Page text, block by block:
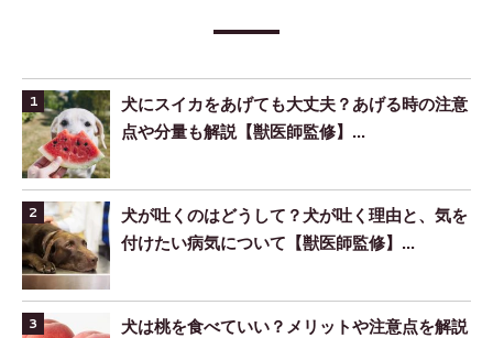
犬にスイカをあげても大丈夫？あげる時の注意
点や分量も解説【獣医師監修】...
犬が吐くのはどうして？犬が吐く理由と、気を
付けたい病気について【獣医師監修】...
犬は桃を食べていい？メリットや注意点を解説